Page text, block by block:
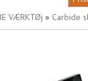
VÆRKTØj » Carbide